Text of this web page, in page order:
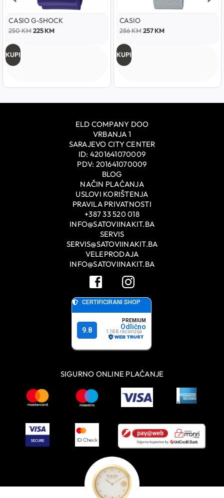
CASIO G-SHOCK
250KM225KM
KUPI
CASIO
286KM 257KM
KUPI
ELD COMPANY DOO
VRBANJA 1
SARAJEVO CITY CENTER
ID: 4201641070009
PDV: 201641070009
BLOG
NAČIN PLAĆANJA
USLOVI KORIŠTENJA
PRAVILA PRIVATNOSTI
+387 33 520 018
INFO@SATOVIINAKIT.BA
SERVIS
SERVIS@SATOVIINAKIT.BA
VELEPRODAJA
INFO@SATOVIINAKIT.BA
SIGURNO ONLINE PLAĆANJE